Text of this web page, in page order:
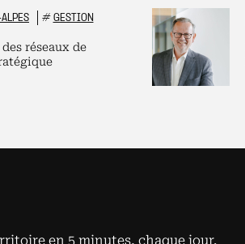
# GESTION
réseaux de
en 5 minutes, chaque jour.